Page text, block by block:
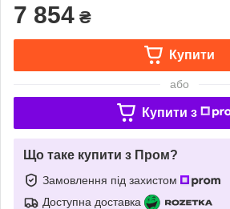
7 854 ₴
Купити
або
Купити з
Що таке купити з Пром?
Замовлення під захистом
Доступна доставка